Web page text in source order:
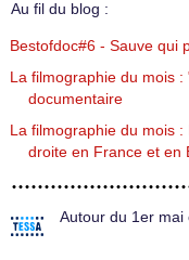
Au fil du blog :
Bestofdoc#6 - Sauve qui
La filmographie du mois
documentaire
La filmographie du mois
droite en France et en
Autour du 1er mai